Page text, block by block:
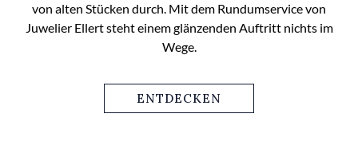
von alten Stücken durch. Mit dem Rundumservice von
Juwelier Ellert steht einem glänzenden Auftritt nichts im
Wege.
ENTDECKEN